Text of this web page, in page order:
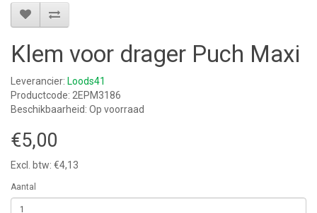
Klem voor drager Puch Maxi
Leverancier: Loods41
Productcode: 2EPM3186
Beschikbaarheid: Op voorraad
€5,00
Excl. btw: €4,13
Aantal